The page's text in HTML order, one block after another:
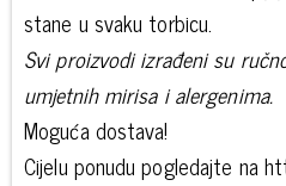
stane u svaku torbicu.
Svi proizvodi izrađeni su
umjetnih mirisa i alergenima.
Moguća dostava!
Cijelu ponudu pogledajte na